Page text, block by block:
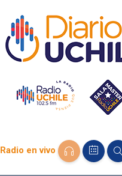
Radio en vivo